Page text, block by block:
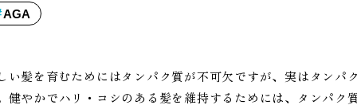
AGA
い髪を育むためにはタンパク質が不可欠ですが、実はタン
健やかでハリ・コシのある髪を維持するためには、タンパ